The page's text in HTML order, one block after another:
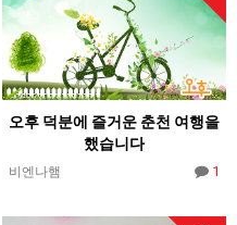
오후 덕분에 즐거운 춘천 여행을
했습니다
비엔나햄 1